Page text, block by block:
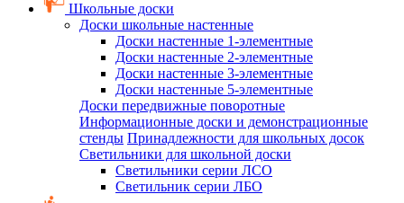
Школьные доски
Доски школьные настенные
Доски настенные 1-элементные
Доски настенные 2-элементные
Доски настенные 3-элементные
Доски настенные 5-элементные
Доски передвижные поворотные
Информационные доски и демонстрационные
стенды Принадлежности для школьных досок
Светильники для школьной доски
Светильники серии ЛСО
Светильник серии ЛБО